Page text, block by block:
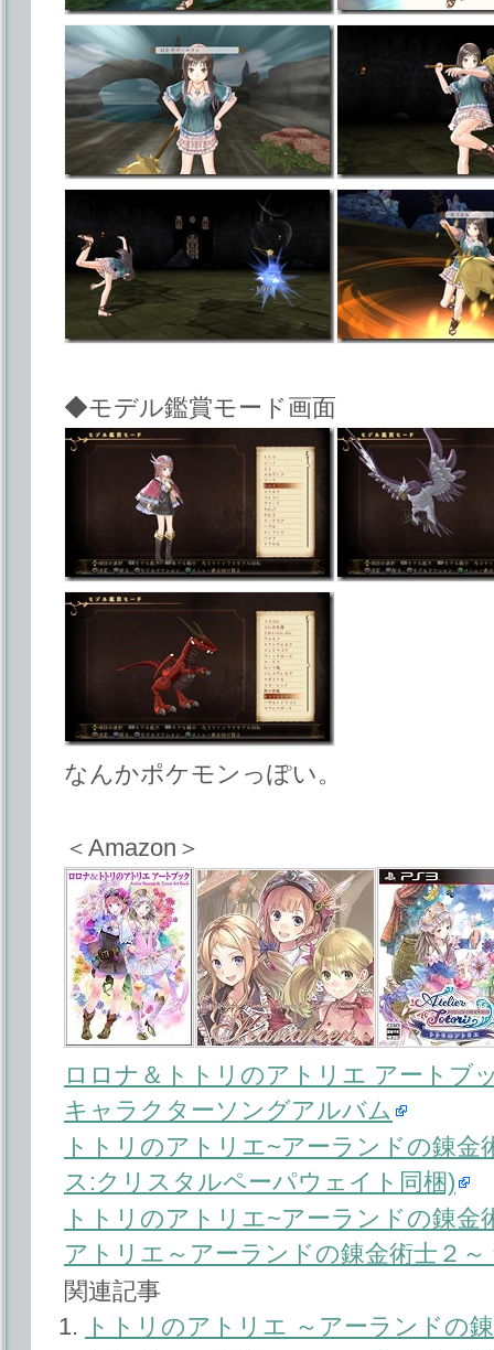
◆モデル鑑賞モード画面
なんかポケモンっぽい。
＜Amazon＞
ロロナ＆トトリのアトリエ アートブ
キャラクターソングアルバム
トトリのアトリエ~アーランドの錬
ス:クリスタルペーパウェイト同梱)
トトリのアトリエ~アーランドの錬金
アトリエ～アーランドの錬金術士２
関連記事
トトリのアトリエ ～アーランドの